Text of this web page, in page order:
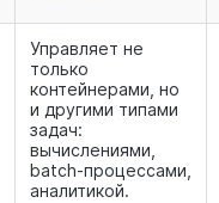
Управляет не
только
контейнерами, но
и другими типами
задач:
вычислениями,
batch-процессами,
аналитикой.